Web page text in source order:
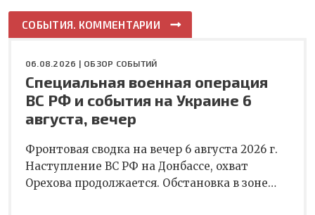
СОБЫТИЯ. КОММЕНТАРИИ
06.08.2026 | ОБЗОР СОБЫТИЙ
Специальная военная операция
ВС РФ и события на Украине 6
августа, вечер
Фронтовая сводка на вечер 6 августа 2026 г.
Наступление ВС РФ на Донбассе, охват
Орехова продолжается. Обстановка в зоне…